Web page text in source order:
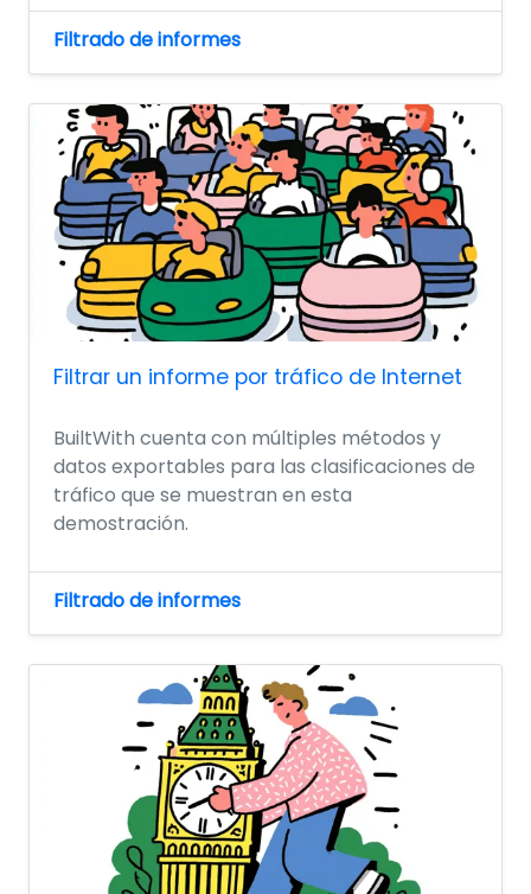
Filtrado de informes
Filtrar un informe por tráfico de Internet
BuiltWith cuenta con múltiples métodos y
datos exportables para las clasificaciones de
tráfico que se muestran en esta
demostración.
Filtrado de informes